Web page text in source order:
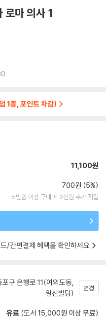
로마 의사 1
1종, 포인트 차감)
11,100원
700원 (5%)
5만원 이상 구매 시 2천원 추가 적립
/간편결제 혜택을 확인하세요
구 은행로 11(여의도동,
일신빌딩)
변경
유료 (도서 15,000원 이상 무료)